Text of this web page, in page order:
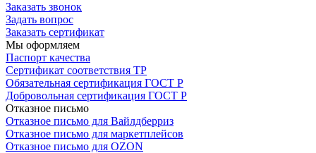
Заказать звонок
Задать вопрос
Заказать сертификат
Мы оформляем
Паспорт качества
Сертификат соответствия ТР
Обязательная сертификация ГОСТ Р
Добровольная сертификация ГОСТ Р
Отказное письмо
Отказное письмо для Вайлдберриз
Отказное письмо для маркетплейсов
Отказное письмо для OZON